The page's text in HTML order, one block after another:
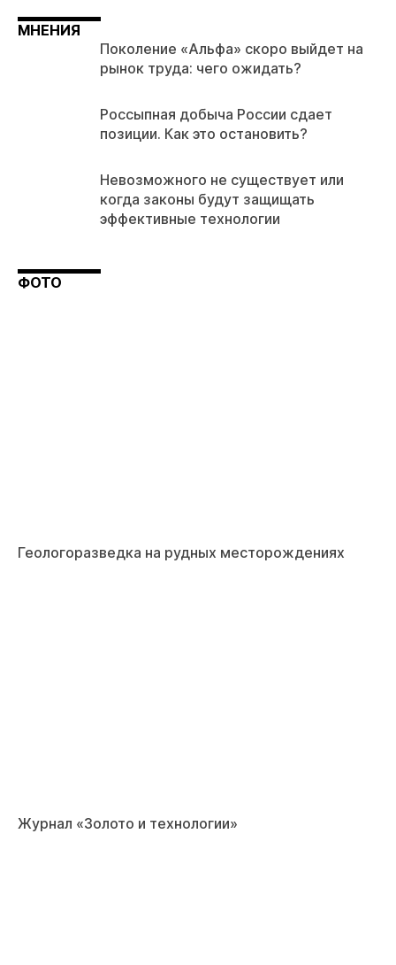
МНЕНИЯ
Поколение «Альфа» скоро выйдет на
рынок труда: чего ожидать?
Россыпная добыча России сдает
позиции. Как это остановить?
Невозможного не существует или
когда законы будут защищать
эффективные технологии
ФОТО
Геологоразведка на рудных месторождениях
Журнал «Золото и технологии»